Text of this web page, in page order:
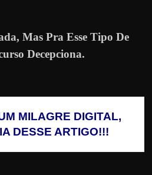
Mas Pra Esse Tipo De
Decepciona.
MILAGRE DIGITAL,
DESSE ARTIGO!!!